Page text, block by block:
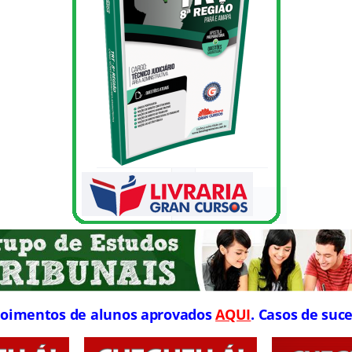
de alunos aprovadosAQUI. Casos de